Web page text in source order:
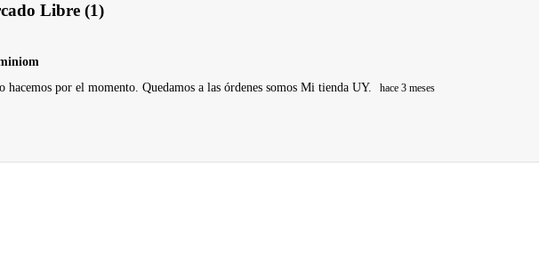
Libre (1)
hacemos por el momento. Quedamos a las órdenes somos Mi tienda UY. hace 3 meses